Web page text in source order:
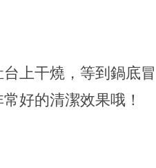
上干燒，等到鍋底冒
好的清潔效果哦！